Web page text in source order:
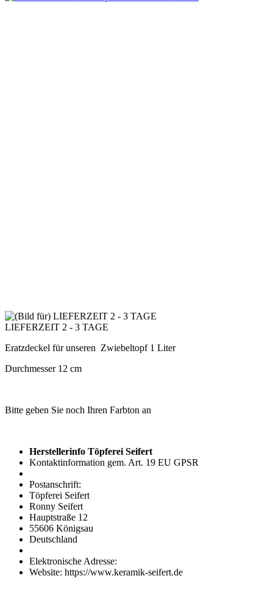
LIEFERZEIT 2 - 3 TAGE
Eratzdeckel für unseren Zwiebeltopf 1 Liter
Durchmesser 12 cm
Bitte geben Sie noch Ihren Farbton an
Herstellerinfo Töpferei Seifert
Kontaktinformation gem. Art. 19 EU GPSR
Postanschrift:
Töpferei Seifert
Ronny Seifert
Hauptstraße 12
55606 Königsau
Deutschland
Elektronische Adresse:
Website: https://www.keramik-seifert.de